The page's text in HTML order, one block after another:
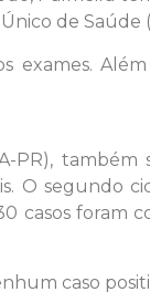
de Saúde
O segundo
casos foram
caso